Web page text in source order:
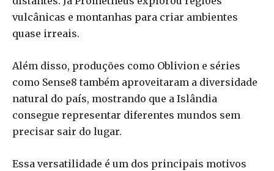
vulcânicas e montanhas para criar ambientes
quase irreais.
Além disso, produções como Oblivion e séries
como Sense8 também aproveitaram a diversidade
natural do país, mostrando que a Islândia
consegue representar diferentes mundos sem
precisar sair do lugar.
Essa versatilidade é um dos principais motivos